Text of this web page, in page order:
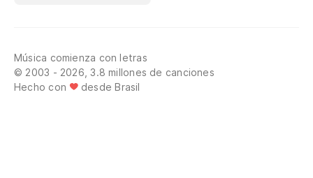
Música comienza con letras
© 2003 - 2026, 3.8 millones de canciones
Hecho con
desde Brasil